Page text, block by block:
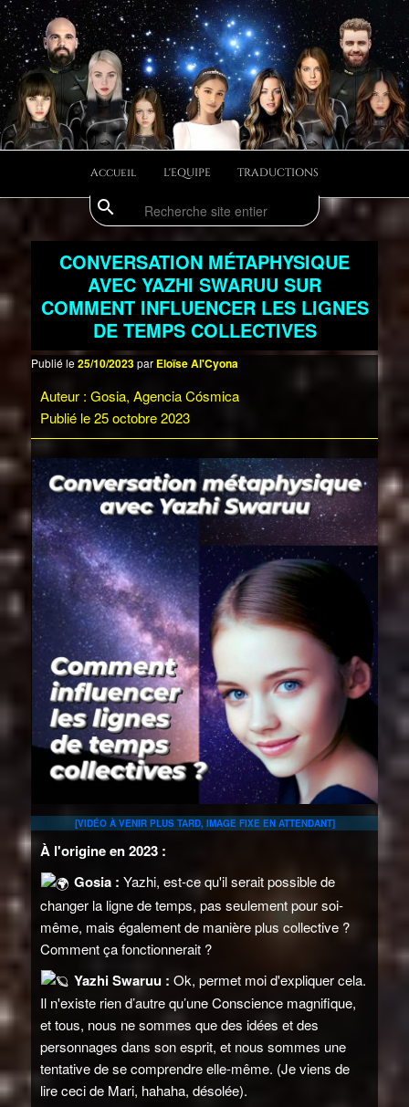
Aller
au
contenu
principal
Aller
au
contenu
secondaireswaruufr
Divulgations Swaruurienne et Taygetienne
search Recherche
Accueil L'EQUIPE TRADUCTIONS
CONVERSATION MÉTAPHYSIQUE
AVEC YAZHI SWARUU SUR
COMMENT INFLUENCER LES LIGNES
DE TEMPS COLLECTIVES
Publié le25/10/2023par Eloïse Al'Cyona
Auteur : Gosia, Agencia Cósmica
Publié le 25 octobre 2023
[VIDÉO À VENIR PLUS TARD, IMAGE FIXE EN ATTENDANT]
À l'origine en 2023 :
Gosia : Yazhi, est-ce qu'il serait possible de
changer la ligne de temps, pas seulement pour soi-
même, mais également de manière plus collective ?
Comment ça fonctionnerait ?
Yazhi Swaruu : Ok, permet moi d'expliquer cela.
Il n'existe rien d’autre qu’une Conscience magnifique,
et tous, nous ne sommes que des idées et des
personnages dans son esprit, et nous sommes une
tentative de se comprendre elle-même. (Je viens de
lire ceci de Mari, hahaha, désolée).